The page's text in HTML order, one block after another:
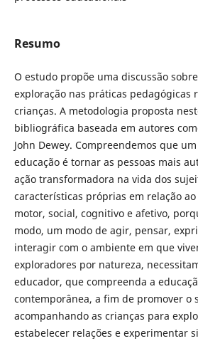
Resumo
O estudo propõe uma discussão
exploração nas práticas pedagógicas
crianças. A metodologia proposta
bibliográfica baseada em autores
John Dewey. Compreendemos que
educação é tornar as pessoas mais
ação transformadora na vida dos
características próprias em relação
motor, social, cognitivo e afetivo,
modo, um modo de agir, pensar,
interagir com o ambiente em que
exploradores por natureza,
educador, que compreenda a
contemporânea, a fim de promover o
acompanhando as crianças para
estabelecer relações e experimentar